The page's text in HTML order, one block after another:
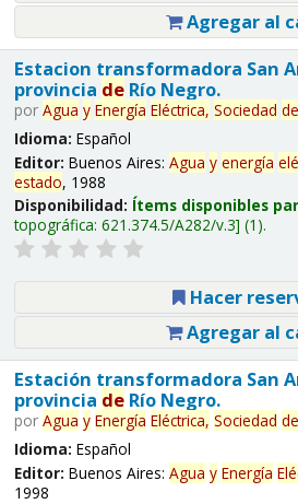
Agregar al
Estacion transformadora San
provincia deRío Negro.
por Agua y Energía Eléctrica, Sociedad de
Idioma: Español
Editor: Buenos Aires: Agua y energía
estado, 1988
Disponibilidad: Ítems disponibles
topográfica: 621.374.5/A282/v.3 (1).
Hacer
Agregar al
Estación transformadora San
provincia deRío Negro.
por Agua y Energía Eléctrica, Sociedad de
Idioma: Español
Editor: Buenos Aires: Agua y Energía
1998